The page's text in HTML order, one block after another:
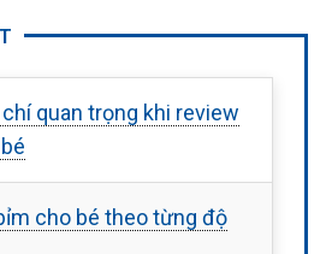
quan trọng khi review
cho bé theo từng độ